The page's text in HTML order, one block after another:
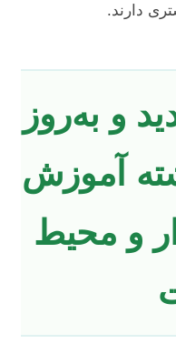
دارند.
و به‌روز
آموزش
و محیط